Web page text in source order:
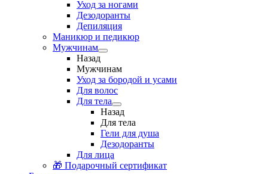
Уход за ногами
Дезодоранты
Депиляция
Маникюр и педикюр
Мужчинам
Назад
Мужчинам
Уход за бородой и усами
Для волос
Для тела
Назад
Для тела
Гели для душа
Дезодоранты
Для лица
🎁 Подарочный сертификат